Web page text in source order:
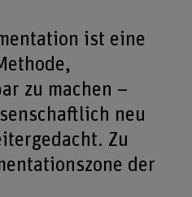
ist eine
zu machen –
neu
Zu
der